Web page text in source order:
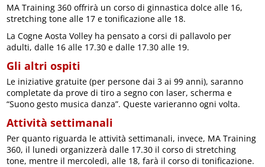
MA Training 360 offrirà un corso di ginnastica dolce alle 16,
stretching tone alle 17 e tonificazione alle 18.
La Cogne Aosta Volley ha pensato a corsi di pallavolo per
adulti, dalle 16 alle 17.30 e dalle 17.30 alle 19.
Gli altri ospiti
Le iniziative gratuite (per persone dai 3 ai 99 anni), saranno
completate da prove di tiro a segno con laser, scherma e
“Suono gesto musica danza”. Queste varieranno ogni volta.
Attività settimanali
Per quanto riguarda le attività settimanali, invece, MA Training
360, il lunedi organizzerà dalle 17.30 il corso di stretching
tone, mentre il mercoledì, alle 18, farà il corso di tonificazione.